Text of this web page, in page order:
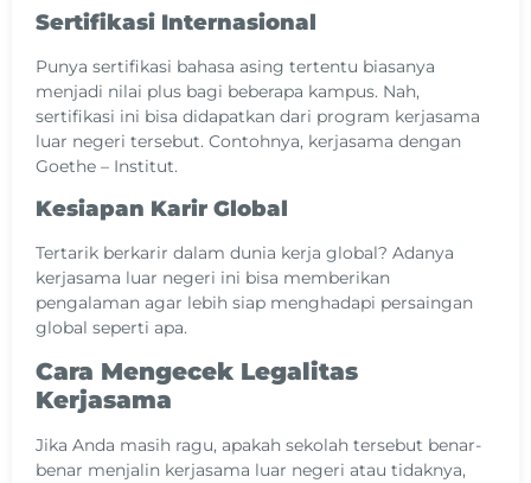
Sertifikasi Internasional
Punya sertifikasi bahasa asing tertentu biasanya
menjadi nilai plus bagi beberapa kampus. Nah,
sertifikasi ini bisa didapatkan dari program kerjasama
luar negeri tersebut. Contohnya, kerjasama dengan
Goethe – Institut.
Kesiapan Karir Global
Tertarik berkarir dalam dunia kerja global? Adanya
kerjasama luar negeri ini bisa memberikan
pengalaman agar lebih siap menghadapi persaingan
global seperti apa.
Cara Mengecek Legalitas
Kerjasama
Jika Anda masih ragu, apakah sekolah tersebut benar-
benar menjalin kerjasama luar negeri atau tidaknya,